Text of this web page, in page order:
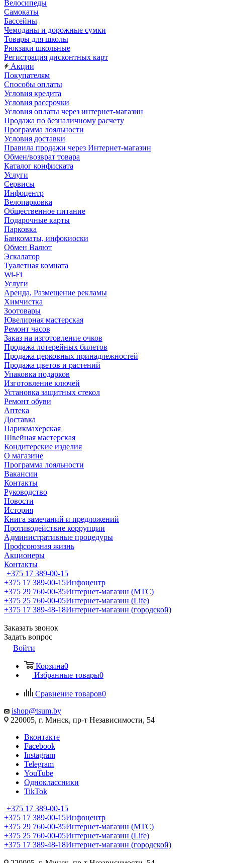
Велосипеды
Самокаты
Бассейны
Чемоданы и дорожные сумки
Товары для школы
Рюкзаки школьные
Регистрация дисконтных карт
Акции
Покупателям
Способы оплаты
Условия кредита
Условия рассрочки
Условия оплаты через интернет-магазин
Продажа по безналичному расчету
Программа лояльности
Условия доставки
Правила продажи через Интернет-магазин
Обмен/возврат товара
Каталог конфиската
Услуги
Сервисы
Инфоцентр
Велопарковка
Общественное питание
Подарочные карты
Парковка
Банкоматы, инфокиоски
Обмен Валют
Эскалатор
Туалетная комната
Wi-Fi
Услуги
Аренда, Размещение рекламы
Химчистка
Зоотовары
Ювелирная мастерская
Ремонт часов
Заказ на изготовление очков
Продажа лотерейных билетов
Продажа церковных принадлежностей
Продажа цветов и растений
Упаковка подарков
Изготовление ключей
Установка защитных стекол
Ремонт обуви
Аптека
Доставка
Парикмахерская
Швейная мастерская
Кондитерские изделия
О магазине
Программа лояльности
Вакансии
Контакты
Руководство
Новости
История
Книга замечаний и предложений
Противодействие коррупции
Административные процедуры
Профсоюзная жизнь
Акционеры
Контакты
+375 17 389-00-15
+375 17 389-00-15Инфоцентр
+375 29 760-00-35Интернет-магазин (МТС)
+375 25 760-00-05Интернет-магазин (Life)
+375 17 389-48-18Интернет-магазин (городской)
Заказать звонок
Задать вопрос
Войти
Корзина0
Избранные товары0
Сравнение товаров0
ishop@tsum.by
220005, г. Минск, пр-т Независимости, 54
Вконтакте
Facebook
Instagram
Telegram
YouTube
Одноклассники
TikTok
+375 17 389-00-15
+375 17 389-00-15Инфоцентр
+375 29 760-00-35Интернет-магазин (МТС)
+375 25 760-00-05Интернет-магазин (Life)
+375 17 389-48-18Интернет-магазин (городской)